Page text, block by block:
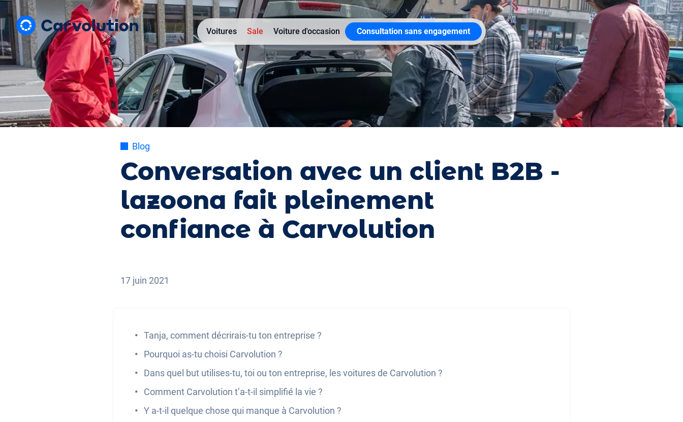
💸 Garantie du meilleur prix 🤔Comment ça marche? 📞Contact
Voitures Sale Voiture d'occasion Consultation sans engagement
Blog
Conversation avec un client B2B -
lazoona fait pleinement
confiance à Carvolution
17 juin 2021
Tanja, comment décrirais-tu ton entreprise ?
Pourquoi as-tu choisi Carvolution ?
Dans quel but utilises-tu, toi ou ton entreprise, les voitures de Carvolution ?
Comment Carvolution t’a-t-il simplifié la vie ?
Y a-t-il quelque chose qui manque à Carvolution ?